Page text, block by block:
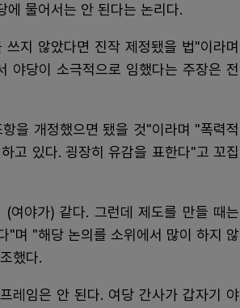
에 물어서는 안 된다는 논리다.
지 않았다면 진작 제정됐을 법"이라며
야당이 소극적으로 임했다는 주장은 전
을 개정했으면 됐을 것"이라며 "폭력적
고 있다. 굉장히 유감을 표한다"고 꼬집
여야가) 같다. 그런데 제도를 만들 때는
"며 "해당 논의를 소위에서 많이 하지 않
했다.
레임은 안 된다. 여당 간사가 갑자기 야